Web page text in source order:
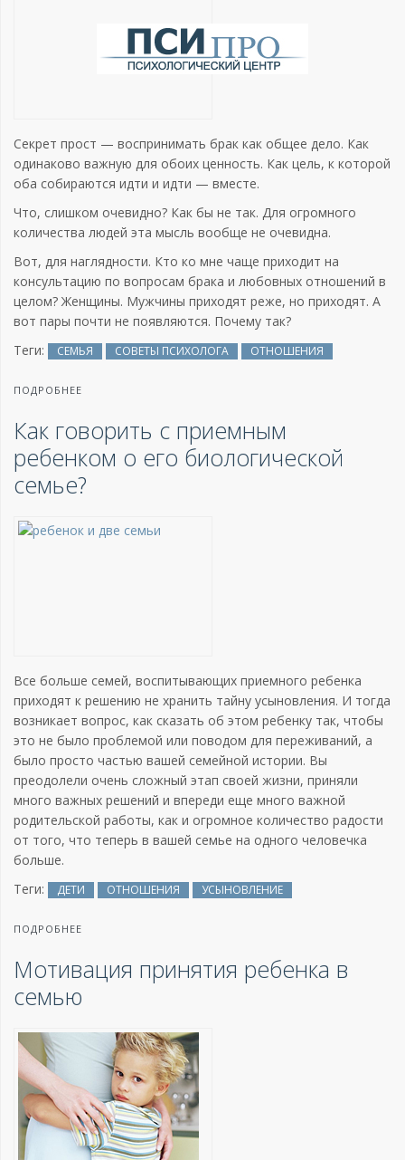
Секрет прост — воспринимать брак как общее дело. Как
одинаково важную для обоих ценность. Как цель, к которой
оба собираются идти и идти — вместе.
Что, слишком очевидно? Как бы не так. Для огромного
количества людей эта мысль вообще не очевидна.
Вот, для наглядности. Кто ко мне чаще приходит на
консультацию по вопросам брака и любовных отношений в
целом? Женщины. Мужчины приходят реже, но приходят. А
вот пары почти не появляются. Почему так?
Теги:
СЕМЬЯ СОВЕТЫ ПСИХОЛОГА ОТНОШЕНИЯ
ПОДРОБНЕЕ
Как говорить с приемным
ребенком о его биологической
семье?
Все больше семей, воспитывающих приемного ребенка
приходят к решению не хранить тайну усыновления. И тогда
возникает вопрос, как сказать об этом ребенку так, чтобы
это не было проблемой или поводом для переживаний, а
было просто частью вашей семейной истории. Вы
преодолели очень сложный этап своей жизни, приняли
много важных решений и впереди еще много важной
родительской работы, как и огромное количество радости
от того, что теперь в вашей семье на одного человечка
больше.
Теги:
ДЕТИ ОТНОШЕНИЯ УСЫНОВЛЕНИЕ
ПОДРОБНЕЕ
Мотивация принятия ребенка в
семью